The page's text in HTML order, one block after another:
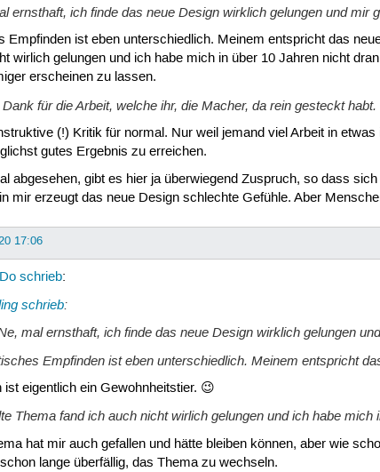
ernsthaft, ich finde das neue Design wirklich gelungen und mir
Empfinden ist eben unterschiedlich. Meinem entspricht das
wirlich gelungen und ich habe mich in über 10 Jahren nicht
erscheinen zu lassen.
Dank für die Arbeit, welche ihr, die Macher, da rein gesteckt
(!) Kritik für normal. Nur weil jemand viel Arbeit in
gutes Ergebnis zu erreichen.
abgesehen, gibt es hier ja überwiegend Zuspruch, so dass
mir erzeugt das neue Design schlechte Gefühle. Aber
17:06
schrieb:
schrieb:
mal ernsthaft, ich finde das neue Design wirklich gelungen
Empfinden ist eben unterschiedlich. Meinem entspricht
ist eigentlich ein Gewohnheitstier. 😉
Thema fand ich auch nicht wirlich gelungen und ich habe
hat mir auch gefallen und hätte bleiben können, aber wie
lange überfällig, das Thema zu wechseln.